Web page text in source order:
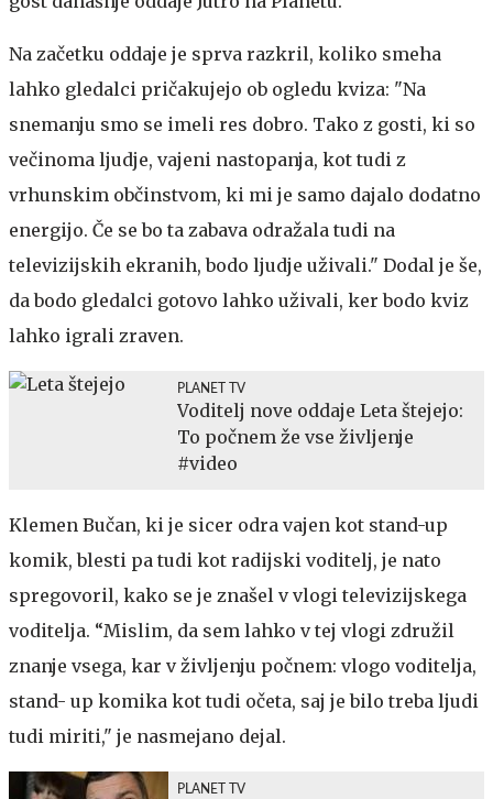
Na začetku oddaje je sprva razkril, koliko smeha
lahko gledalci pričakujejo ob ogledu kviza: "Na
snemanju smo se imeli res dobro. Tako z gosti, ki so
večinoma ljudje, vajeni nastopanja, kot tudi z
vrhunskim občinstvom, ki mi je samo dajalo dodatno
energijo. Če se bo ta zabava odražala tudi na
televizijskih ekranih, bodo ljudje uživali." Dodal je še,
da bodo gledalci gotovo lahko uživali, ker bodo kviz
lahko igrali zraven.
PLANET TV
Voditelj nove oddaje Leta štejejo:
To počnem že vse življenje
#video
Klemen Bučan, ki je sicer odra vajen kot stand-up
komik, blesti pa tudi kot radijski voditelj, je nato
spregovoril, kako se je znašel v vlogi televizijskega
voditelja. “Mislim, da sem lahko v tej vlogi združil
znanje vsega, kar v življenju počnem: vlogo voditelja,
stand- up komika kot tudi očeta, saj je bilo treba ljudi
tudi miriti," je nasmejano dejal.
PLANET TV